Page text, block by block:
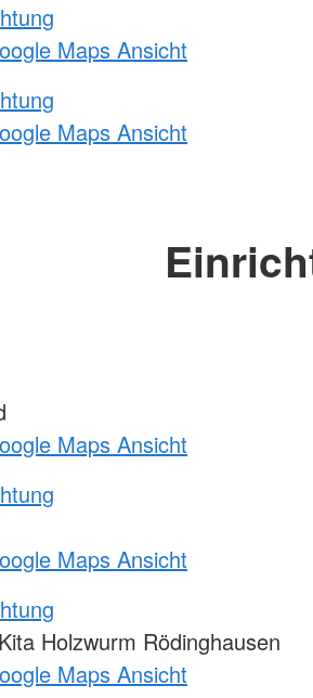
Maps Ansicht
Maps Ansicht
Maps Ansicht
Maps Ansicht
Holzwurm Rödinghausen
Maps Ansicht